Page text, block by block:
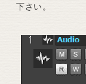
下さい。